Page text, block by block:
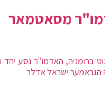
מסאטמאר
ברומניה, האדמו"ר נסע יחד